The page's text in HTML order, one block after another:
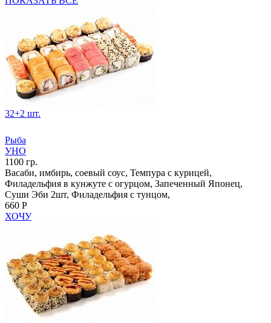
32+2 шт.
Рыба
УНО
1100 гр.
Васаби, имбирь, соевый соус, Темпура с курицей,
Филадельфия в кунжуте с огурцом, Запеченный Японец,
Суши Эби 2шт, Филадельфия с тунцом,
660 Р
ХОЧУ